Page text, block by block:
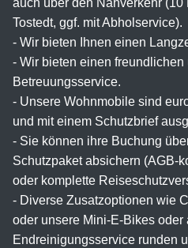
Tostedt, ggf. mit Abholservice).
- Wir bieten Ihnen einen
- Wir bieten einen
Betreuungsservice.
- Unsere Wohnmobile sind
und mit einem Schutzbrief
- Sie können ihre Buchung
Schutzpaket absichern (AGB-
oder komplette
- Diverse Zusatzoptionen wie
oder unsere Mini-E-Bikes oder
Endreinigungsservice runden